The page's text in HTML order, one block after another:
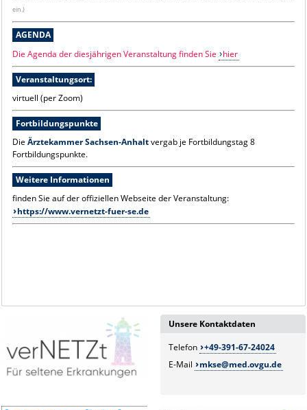
ein.)
AGENDA
Die Agenda der diesjährigen Veranstaltung finden Sie
hier
Veranstaltungsort:
virtuell (per Zoom)
Fortbildungspunkte
Die Ärztekammer Sachsen-Anhaltvergab je Fortbildungstag 8
Fortbildungspunkte.
Weitere Informationen
finden Sie auf der offiziellen Webseite der Veranstaltung:
https://www.vernetzt-fuer-se.de
Unsere Kontaktdaten
Telefon +49-391-67-24024
E-Mail
mkse@med.ovgu.de